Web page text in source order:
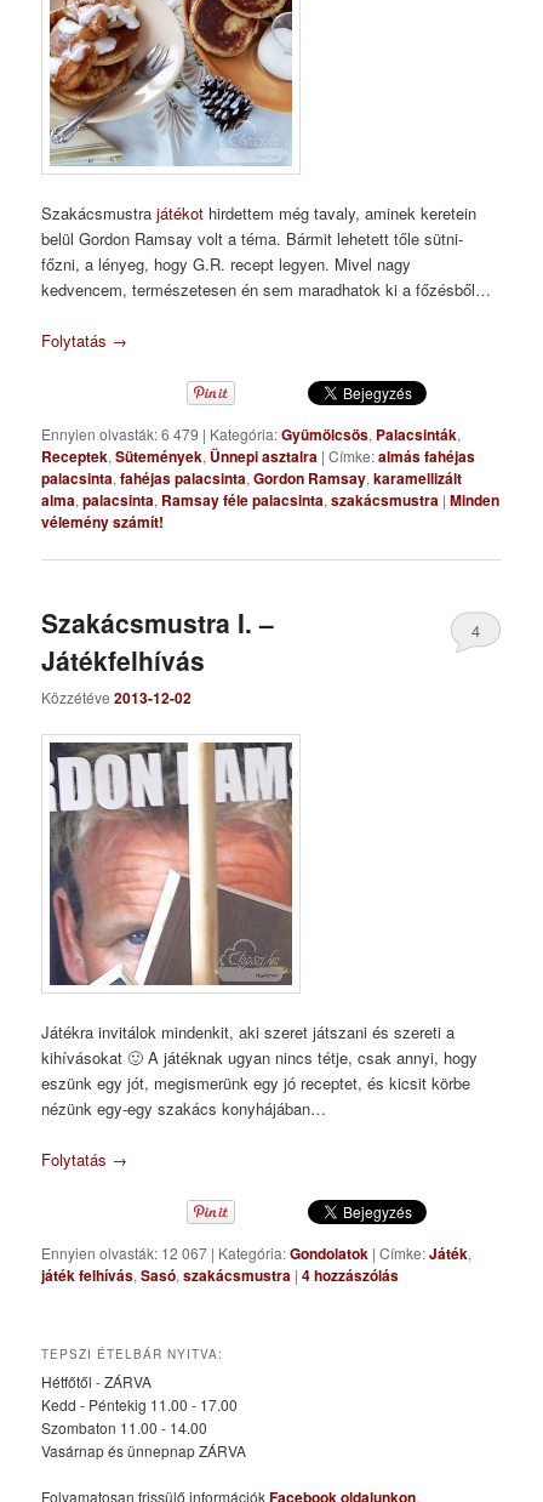
Szakácsmustra játékot hirdettem még tavaly, aminek keretein
belül Gordon Ramsay volt a téma. Bármit lehetett tőle sütni-
főzni, a lényeg, hogy G.R. recept legyen. Mivel nagy
kedvencem, természetesen én sem maradhatok ki a főzésből…
Folytatás →
Ennyien olvasták: 6 479 | Kategória:Gyümölcsös, Palacsinták,
Receptek,Sütemények, Ünnepi asztalra |Címke:almás fahéjas
palacsinta,fahéjas palacsinta,Gordon Ramsay,karamellizált
alma,palacsinta, Ramsay féle palacsinta,szakácsmustra |Minden
vélemény számít!
Szakácsmustra I. –
Játékfelhívás
Közzétéve2013-12-02
4
Játékra invitálok mindenkit, aki szeret játszani és szereti a
kihívásokat 🙂 A játéknak ugyan nincs tétje, csak annyi, hogy
eszünk egy jót, megismerünk egy jó receptet, és kicsit körbe
nézünk egy-egy szakács konyhájában…
Folytatás →
Ennyien olvasták: 12 067 | Kategória:Gondolatok |Címke:Játék,
játék felhívás,Sasó,szakácsmustra |4hozzászólás
TEPSZI ÉTELBÁR NYITVA:
Hétfőtől - ZÁRVA
Kedd - Péntekig 11.00 - 17.00
Szombaton 11.00 - 14.00
Vasárnap és ünnepnap ZÁRVA
Folyamatosan frissülő információkFacebook oldalunkon.